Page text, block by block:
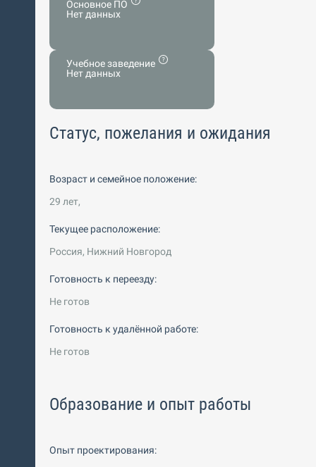
Основное ПО
Нет данных
Учебное заведение
Нет данных
Статус, пожелания и ожидания
Возраст и семейное положение:
29 лет,
Текущее расположение:
Россия, Нижний Новгород
Готовность к переезду:
Не готов
Готовность к удалённой работе:
Не готов
Образование и опыт работы
Опыт проектирования: